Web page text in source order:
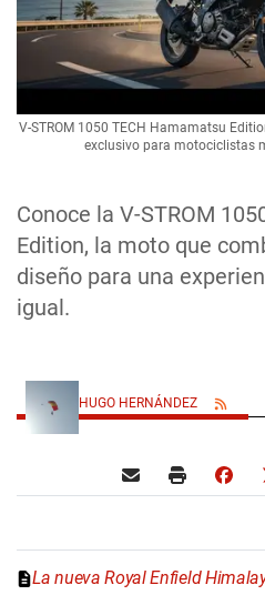
Conoce la V-STROM
Edition, la moto que
diseño para una
igual.
V-STROM 1050 TECH Hamamatsu
exclusivo para motociclistas
HUGO HERNÁNDEZ
La nueva Royal Enfield